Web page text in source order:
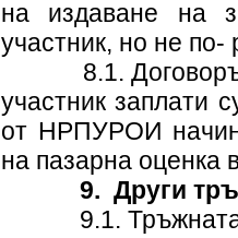
на издаване на
участник, но не по-
8.1. Договорът
участник заплати
от НРПУРОИ начин,
на пазарна оценка
9. Други
9.1. Тръжната